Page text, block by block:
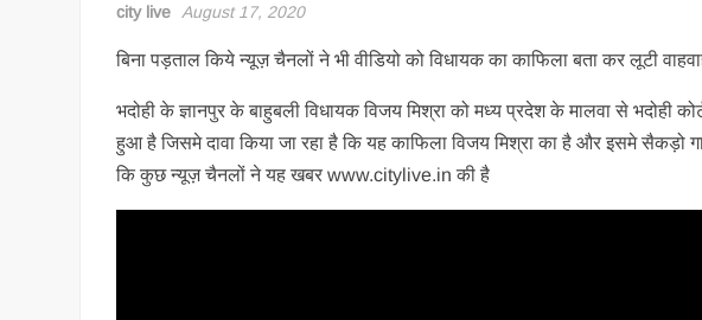
city live August 17, 2020
बिना पड़ताल किये न्यूज़ चैनलों ने भी वीडियो को विधायक का काफिला बता कर लूटी
भदोही के ज्ञानपुर के बाहुबली विधायक विजय मिश्रा को मध्य प्रदेश के मालवा से भदोही
हुआ है जिसमे दावा किया जा रहा है कि यह काफिला विजय मिश्रा का है और इसमे सैकड़ो
कि कुछ न्यूज़ चैनलों ने यह खबर www.citylive.in की है